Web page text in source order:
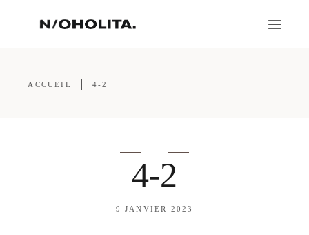
ACCUEIL 4-2
4-2
9 JANVIER 2023